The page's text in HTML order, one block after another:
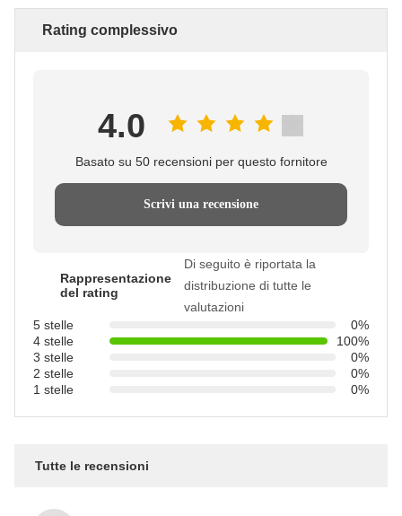
Rating complessivo
4.0
Basato su 50 recensioni per questo fornitore
Scrivi una recensione
Rappresentazione
del rating
Di seguito è riportata la
distribuzione di tutte le
valutazioni
5 stelle
0%
4 stelle
100%
3 stelle
0%
2 stelle
0%
1 stelle
0%
Tutte le recensioni